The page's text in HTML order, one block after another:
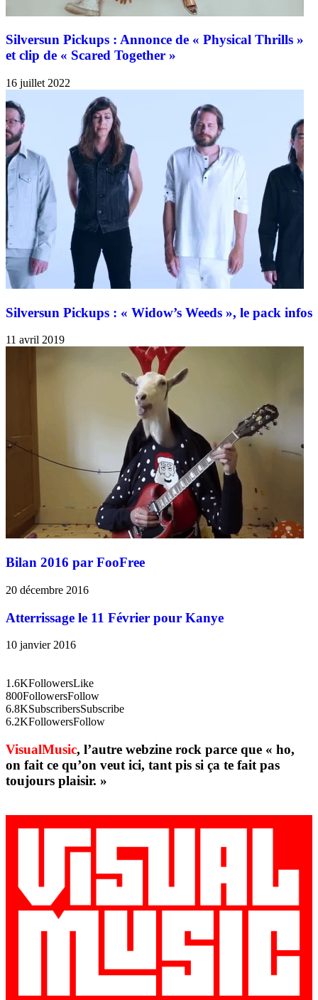
Silversun Pickups : Annonce de « Physical Thrills »
et clip de « Scared Together »
16 juillet 2022
Silversun Pickups : « Widow’s Weeds », le pack infos
11 avril 2019
Bilan 2016 par FooFree
20 décembre 2016
Atterrissage le 11 Février pour Kanye
10 janvier 2016
1.6KFollowersLike
800FollowersFollow
6.8KSubscribersSubscribe
6.2KFollowersFollow
VisualMusic, l’autre webzine rock parce que « ho,
on fait ce qu’on veut ici, tant pis si ça te fait pas
toujours plaisir. »